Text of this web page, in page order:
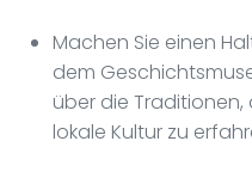
Machen Sie einen
dem
über die
lokale Kultur zu